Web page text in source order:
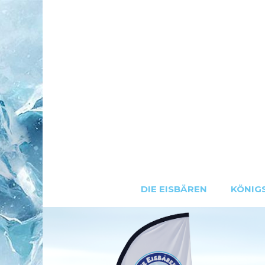
DIE EISBÄREN